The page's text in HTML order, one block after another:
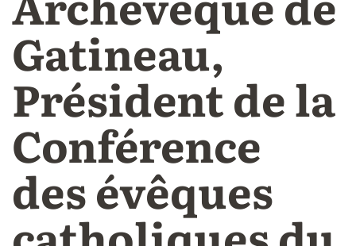
Gatineau,
Président de la
Conférence
des évêques